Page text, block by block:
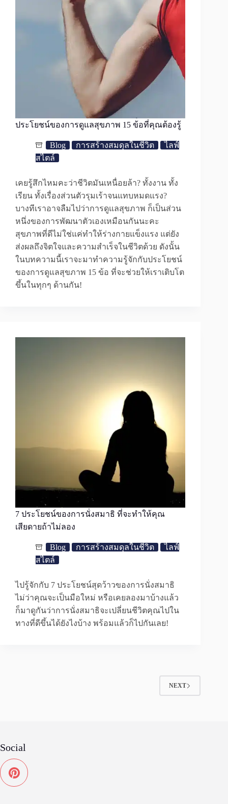
ประโยชน์ของการดูแลสุขภาพ 15 ข้อที่คุณต้องรู้
Blog การสร้างสมดุลในชีวิต
ไลฟ์
สไตล์
เคยรู้สึกไหมคะว่าชีวิตมันเหนื่อยล้า? ทั้งงาน ทั้ง
เรียน ทั้งเรื่องส่วนตัวรุมเร้าจนแทบหมดแรง?
บางทีเราอาจลืมไปว่าการดูแลสุขภาพ ก็เป็นส่วน
หนึ่งของการพัฒนาตัวเองเหมือนกันนะคะ
สุขภาพที่ดีไม่ใช่แค่ทำให้ร่างกายแข็งแรง แต่ยัง
ส่งผลถึงจิตใจและความสำเร็จในชีวิตด้วย ดังนั้น
ในบทความนี้เราจะมาทำความรู้จักกับประโยชน์
ของการดูแลสุขภาพ 15 ข้อ ที่จะช่วยให้เราเติบโต
ขึ้นในทุกๆ ด้านกัน!
7 ประโยชน์ของการนั่งสมาธิ ที่จะทำให้คุณ
เสียดายถ้าไม่ลอง
Blog การสร้างสมดุลในชีวิต
ไลฟ์
สไตล์
ไปรู้จักกับ 7 ประโยชน์สุดว้าวของการนั่งสมาธิ
ไม่ว่าคุณจะเป็นมือใหม่ หรือเคยลองมาบ้างแล้ว
ก็มาดูกันว่าการนั่งสมาธิจะเปลี่ยนชีวิตคุณไปใน
ทางที่ดีขึ้นได้ยังไงบ้าง พร้อมแล้วก็ไปกันเลย!
NEXT
Social